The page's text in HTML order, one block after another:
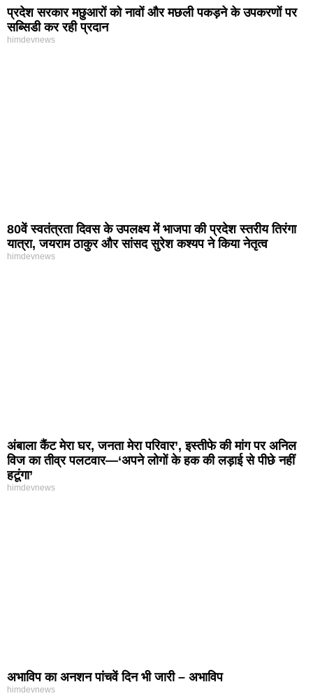
प्रदेश सरकार मछुआरों को नावों और मछली पकड़ने के उपकरणों पर
सब्सिडी कर रही प्रदान
himdevnews
80वें स्वतंत्रता दिवस के उपलक्ष्य में भाजपा की प्रदेश स्तरीय तिरंगा
यात्रा, जयराम ठाकुर और सांसद सुरेश कश्यप ने किया नेतृत्व
himdevnews
अंबाला कैंट मेरा घर, जनता मेरा परिवार’, इस्तीफे की मांग पर अनिल
विज का तीव्र पलटवार—‘अपने लोगों के हक की लड़ाई से पीछे नहीं
हटूंगा’
himdevnews
अभाविप का अनशन पांचवें दिन भी जारी – अभाविप
himdevnews